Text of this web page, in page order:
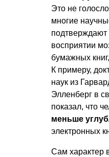
Это не
многие
восприятии
бумажных
К примеру,
наук из
Элленберг в
показал, что
меньше
электронных
Сам характер